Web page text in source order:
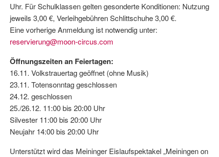
Uhr. Für Schulklassen gelten gesonderte Konditionen: Nutzung
jeweils 3,00 €, Verleihgebühren Schlittschuhe 3,00 €.
Eine vorherige Anmeldung ist notwendig unter:
reservierung@moon-circus.com
Öffnungszeiten an Feiertagen:
16.11. Volkstrauertag geöffnet (ohne Musik)
23.11. Totensonntag geschlossen
24.12. geschlossen
25./26.12. 11:00 bis 20:00 Uhr
Silvester 11:00 bis 20:00 Uhr
Neujahr 14:00 bis 20:00 Uhr
Unterstützt wird das Meininger Eislaufspektakel „Meiningen on